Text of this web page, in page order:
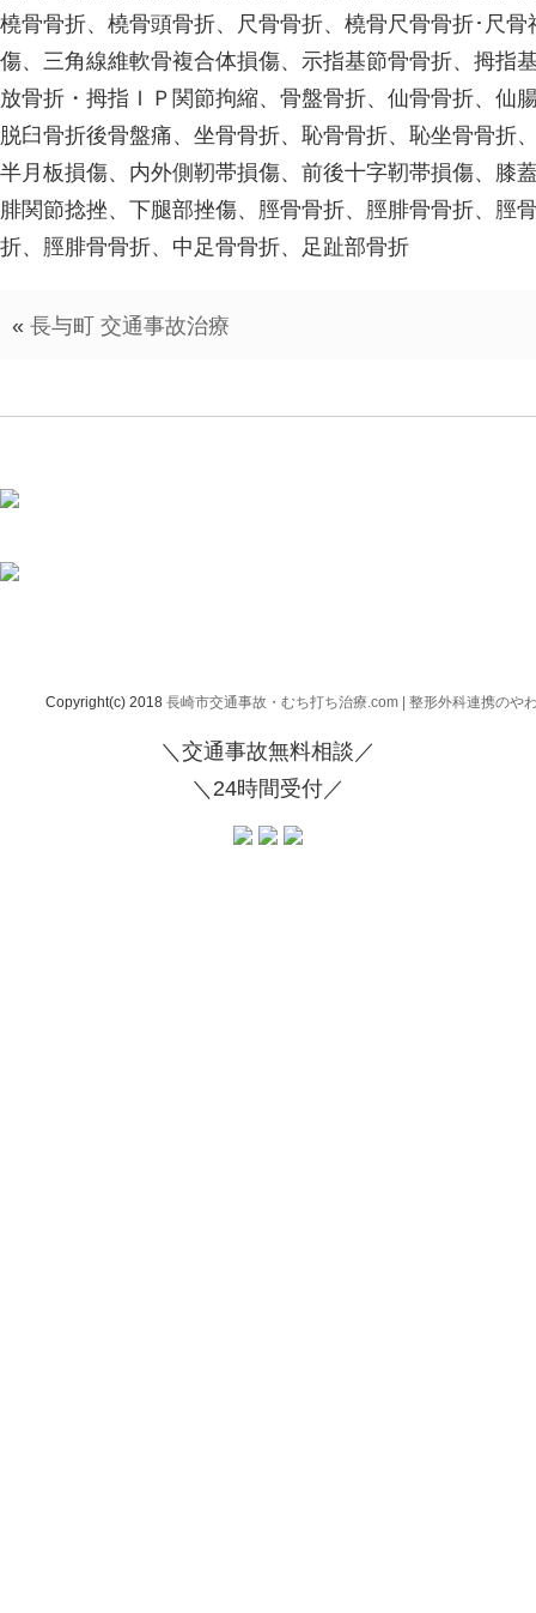
橈骨骨折、橈骨頭骨折、尺骨骨折、橈骨尺骨骨折･尺
傷、三角線維軟骨複合体損傷、示指基節骨骨折、拇指
放骨折・拇指ＩＰ関節拘縮、骨盤骨折、仙骨骨折、仙
脱臼骨折後骨盤痛、坐骨骨折、恥骨骨折、恥坐骨骨折
半月板損傷、内外側靭帯損傷、前後十字靭帯損傷、膝
腓関節捻挫、下腿部挫傷、脛骨骨折、脛腓骨骨折、脛
折、脛腓骨骨折、中足骨骨折、足趾部骨折
« 長与町 交通事故治療
Copyright(c) 2018 長崎市交通事故・むち打ち治療.com | 整形外科連携のや
＼交通事故無料相談／
＼24時間受付／